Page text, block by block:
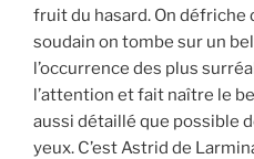
fruit du hasard. On défriche
soudain on tombe sur un
l’occurrence des plus
l’attention et fait naître le
aussi détaillé que possible
yeux. C’est Astrid de